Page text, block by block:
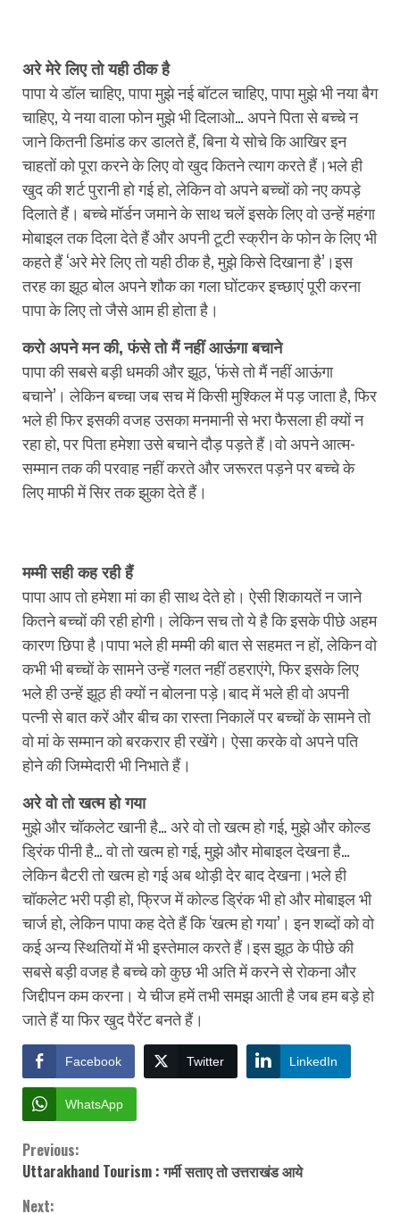
अरे मेरे लिए तो यही ठीक है
पापा ये डॉल चाहिए, पापा मुझे नई बॉटल चाहिए, पापा मुझे भी नया बैग
चाहिए, ये नया वाला फोन मुझे भी दिलाओ… अपने पिता से बच्चे न
जाने कितनी डिमांड कर डालते हैं, बिना ये सोचे कि आखिर इन
चाहतों को पूरा करने के लिए वो खुद कितने त्याग करते हैं।भले ही
खुद की शर्ट पुरानी हो गई हो, लेकिन वो अपने बच्चों को नए कपड़े
दिलाते हैं। बच्चे मॉर्डन जमाने के साथ चलें इसके लिए वो उन्हें महंगा
मोबाइल तक दिला देते हैं और अपनी टूटी स्क्रीन के फोन के लिए भी
कहते हैं ‘अरे मेरे लिए तो यही ठीक है, मुझे किसे दिखाना है’।इस
तरह का झूठ बोल अपने शौक का गला घोंटकर इच्छाएं पूरी करना
पापा के लिए तो जैसे आम ही होता है।
करो अपने मन की, फंसे तो मैं नहीं आऊंगा बचाने
पापा की सबसे बड़ी धमकी और झूठ, ‘फंसे तो मैं नहीं आऊंगा
बचाने’। लेकिन बच्चा जब सच में किसी मुश्किल में पड़ जाता है, फिर
भले ही फिर इसकी वजह उसका मनमानी से भरा फैसला ही क्यों न
रहा हो, पर पिता हमेशा उसे बचाने दौड़ पड़ते हैं।वो अपने आत्म-
सम्मान तक की परवाह नहीं करते और जरूरत पड़ने पर बच्चे के
लिए माफी में सिर तक झुका देते हैं।
मम्मी सही कह रही हैं
पापा आप तो हमेशा मां का ही साथ देते हो। ऐसी शिकायतें न जाने
कितने बच्चों की रही होगी। लेकिन सच तो ये है कि इसके पीछे अहम
कारण छिपा है।पापा भले ही मम्मी की बात से सहमत न हों, लेकिन वो
कभी भी बच्चों के सामने उन्हें गलत नहीं ठहराएंगे, फिर इसके लिए
भले ही उन्हें झूठ ही क्यों न बोलना पड़े।बाद में भले ही वो अपनी
पत्नी से बात करें और बीच का रास्ता निकालें पर बच्चों के सामने तो
वो मां के सम्मान को बरकरार ही रखेंगे। ऐसा करके वो अपने पति
होने की जिम्मेदारी भी निभाते हैं।
अरे वो तो खत्म हो गया
मुझे और चॉकलेट खानी है… अरे वो तो खत्म हो गई, मुझे और कोल्ड
ड्रिंक पीनी है… वो तो खत्म हो गई, मुझे और मोबाइल देखना है…
लेकिन बैटरी तो खत्म हो गई अब थोड़ी देर बाद देखना।भले ही
चॉकलेट भरी पड़ी हो, फ्रिज में कोल्ड ड्रिंक भी हो और मोबाइल भी
चार्ज हो, लेकिन पापा कह देते हैं कि ‘खत्म हो गया’। इन शब्दों को वो
कई अन्य स्थितियों में भी इस्तेमाल करते हैं।इस झूठ के पीछे की
सबसे बड़ी वजह है बच्चे को कुछ भी अति में करने से रोकना और
जिद्दीपन कम करना। ये चीज हमें तभी समझ आती है जब हम बड़े हो
जाते हैं या फिर खुद पैरेंट बनते हैं।
Facebook Twitter LinkedIn
WhatsApp
Continue
Previous:
Uttarakhand Tourism : गर्मी सताए तो उत्तराखंड आये
Next: